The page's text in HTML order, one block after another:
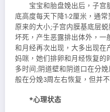
宝宝和胎盘娩出后，子宫
底高度每天下降1-2厘米，通
原来的大小;子宫内膜基底层
坏死，产生恶露排出体外，一
和月经再次出现，大多出现在
妈咪，她们排卵和月经恢复的
多时间;阴道壁和阴道口在分
般在分娩3周左右恢复，但并
*心理状态